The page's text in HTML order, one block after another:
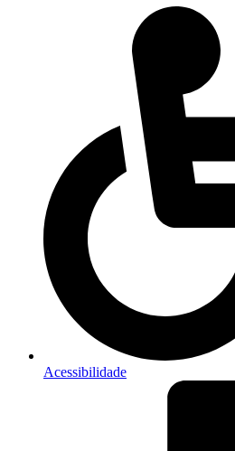
Acessibilidade